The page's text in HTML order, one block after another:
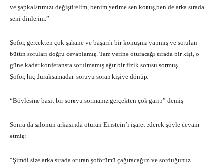
ve şapkalarımızı değiştirelim, benim yerime sen konuş,ben de arka sırada
seni dinlerim.”
Şoför, gerçekten çok şahane ve başarılı bir konuşma yapmış ve sorulan
bütün soruları doğru cevaplamış. Tam yerine oturacağı sırada bir kişi, o
güne kadar konferansta sorulmamış ağır bir fizik sorusu sormuş.
Şoför, hiç duraksamadan soruyu soran kişiye dönüp:
“Böylesine basit bir soruyu sormanız gerçekten çok garip” demiş.
Sonra da salonun arkasında oturan Einstein’ı işaret ederek şöyle devam
etmiş:
“Şimdi size arka sırada oturan şoförümü çağıracağım ve sorduğunuz